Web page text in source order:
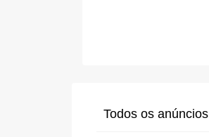
Todos os anúncios